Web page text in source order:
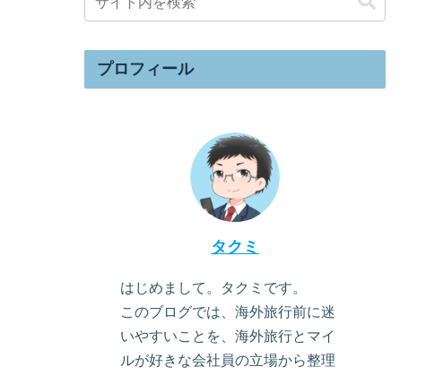
プロフィール
タクミ
はじめまして。タクミです。
このブログでは、海外旅行前に迷
いやすいことを、海外旅行とマイ
ルが好きな会社員の立場から整理